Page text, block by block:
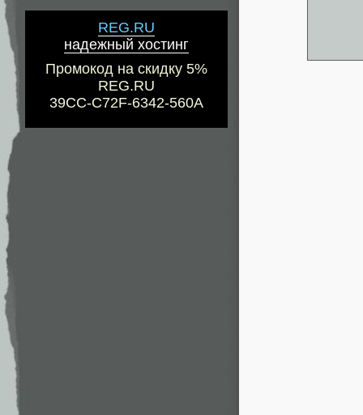
REG.RU
надежный хостинг
Промокод на скидку 5%
REG.RU
39CC-C72F-6342-560A